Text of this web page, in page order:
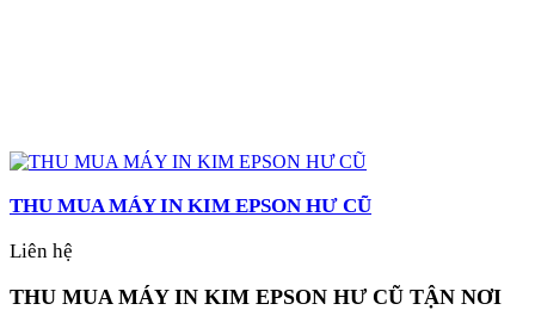
THU MUA MÁY IN KIM EPSON HƯ CŨ
Liên hệ
THU MUA MÁY IN KIM EPSON HƯ CŨ TẬN NƠI